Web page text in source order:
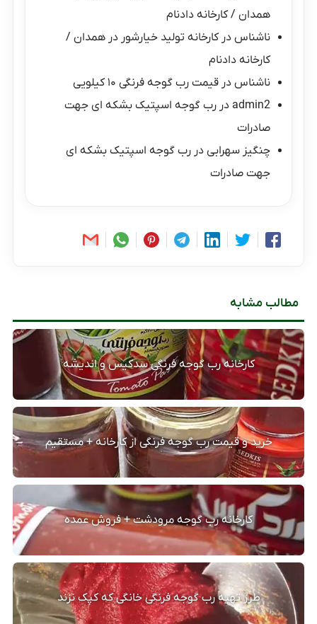
همدان / کارخانه دادنام
ناشناس درکارخانه تولید خیارشور در همدان /
کارخانه دادنام
ناشناس درقیمت رب گوجه فرنگی ۱۰ کیلویی
admin2 دررب گوجه اسپتیک بشکه ای جهت
صادرات
چنگیز سهرابی دررب گوجه اسپتیک بشکه ای
جهت صادرات
مطالب مشابه
کارخانه رب گوجه فرنگی سدکیس و اندیشه
خرید و قیمت رب گوجه فرنگی از کارخانه + مستقیم
کارخانه رب گوجه مرودشت + فروش عمده
طرز تهیه رب گوجه فرنگی خانگی که کپک نزند